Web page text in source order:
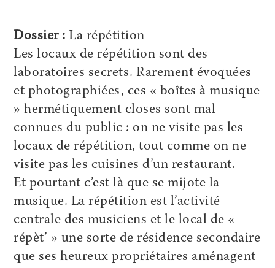
Dossier : La répétition
Les locaux de répétition sont des
laboratoires secrets. Rarement évoquées
et photographiées, ces « boîtes à musique
» hermétiquement closes sont mal
connues du public : on ne visite pas les
locaux de répétition, tout comme on ne
visite pas les cuisines d’un restaurant.
Et pourtant c’est là que se mijote la
musique. La répétition est l’activité
centrale des musiciens et le local de «
répèt’ » une sorte de résidence secondaire
que ses heureux propriétaires aménagent